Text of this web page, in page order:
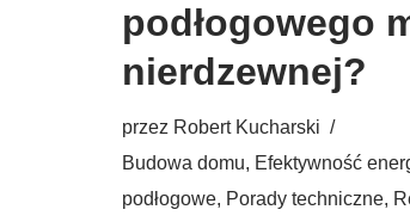
podłogowego
nierdzewnej?
przez Robert Kucharski
Budowa domu, Efektywność
podłogowe, Porady techniczne,